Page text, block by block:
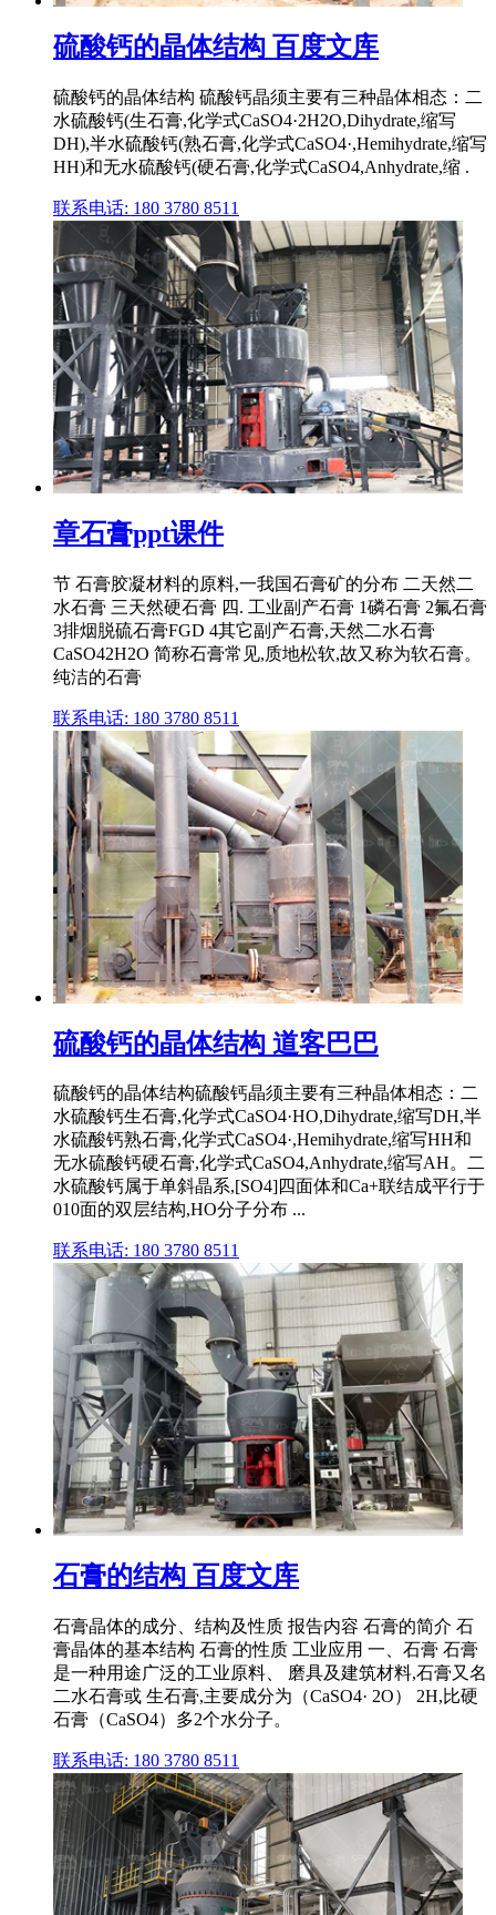
硫酸钙的晶体结构 百度文库
硫酸钙的晶体结构 硫酸钙晶须主要有三种晶体相态：二
水硫酸钙(生石膏,化学式CaSO4·2H2O,Dihydrate,缩写
DH),半水硫酸钙(熟石膏,化学式CaSO4·,Hemihydrate,缩写
HH)和无水硫酸钙(硬石膏,化学式CaSO4,Anhydrate,缩 .
联系电话: 180 3780 8511
章石膏ppt课件
节 石膏胶凝材料的原料,一我国石膏矿的分布 二天然二
水石膏 三天然硬石膏 四. 工业副产石膏 1磷石膏 2氟石膏
3排烟脱硫石膏FGD 4其它副产石膏,天然二水石膏
CaSO42H2O 简称石膏常见,质地松软,故又称为软石膏。
纯洁的石膏
联系电话: 180 3780 8511
硫酸钙的晶体结构 道客巴巴
硫酸钙的晶体结构硫酸钙晶须主要有三种晶体相态：二
水硫酸钙生石膏,化学式CaSO4·HO,Dihydrate,缩写DH,半
水硫酸钙熟石膏,化学式CaSO4·,Hemihydrate,缩写HH和
无水硫酸钙硬石膏,化学式CaSO4,Anhydrate,缩写AH。二
水硫酸钙属于单斜晶系,[SO4]四面体和Ca+联结成平行于
010面的双层结构,HO分子分布 ...
联系电话: 180 3780 8511
石膏的结构 百度文库
石膏晶体的成分、结构及性质 报告内容 石膏的简介 石
膏晶体的基本结构 石膏的性质 工业应用 一、石膏 石膏
是一种用途广泛的工业原料、 磨具及建筑材料,石膏又名
二水石膏或 生石膏,主要成分为（CaSO4· 2O） 2H,比硬
石膏（CaSO4）多2个水分子。
联系电话: 180 3780 8511